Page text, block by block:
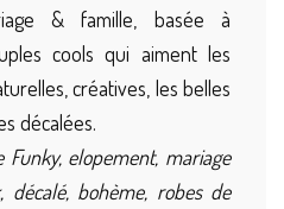
& famille, basée à
cools qui aiment les
créatives, les belles
décalées.
Funky, elopement, mariage
décalé, bohème, robes de